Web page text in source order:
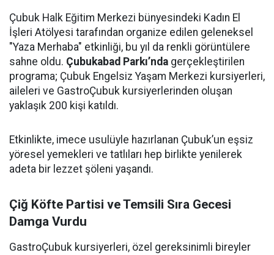
Çubuk Halk Eğitim Merkezi bünyesindeki Kadın El
İşleri Atölyesi tarafından organize edilen geleneksel
"Yaza Merhaba" etkinliği, bu yıl da renkli görüntülere
sahne oldu. Çubukabad Parkı’nda gerçekleştirilen
programa; Çubuk Engelsiz Yaşam Merkezi kursiyerleri,
aileleri ve GastroÇubuk kursiyerlerinden oluşan
yaklaşık 200 kişi katıldı.
Etkinlikte, imece usulüyle hazırlanan Çubuk’un eşsiz
yöresel yemekleri ve tatlıları hep birlikte yenilerek
adeta bir lezzet şöleni yaşandı.
Çiğ Köfte Partisi ve Temsili Sıra Gecesi
Damga Vurdu
GastroÇubuk kursiyerleri, özel gereksinimli bireyler